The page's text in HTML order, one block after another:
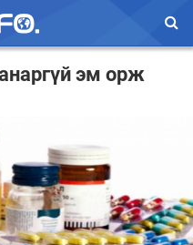
эм орж